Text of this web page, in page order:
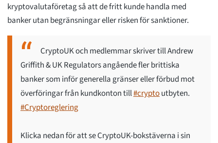
kryptovalutaföretag så att de fritt kunde handla med
banker utan begränsningar eller risken för sanktioner.
CryptoUK och medlemmar skriver till Andrew
Griffith & UK Regulators angående fler brittiska
banker som inför generella gränser eller förbud mot
överföringar från kundkonton till#cryptoutbyten.
#Cryptoreglering
Klicka nedan för att se CryptoUK-bokstäverna i sin